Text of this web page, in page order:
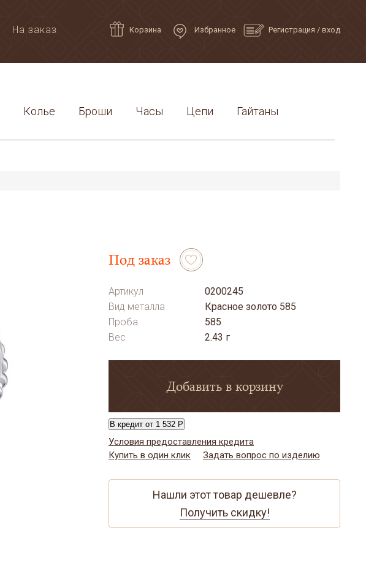
На заказ Корзина Избранное Регистрация / вход
Колье Броши Часы Цепи Гайтаны
Под заказ
Артикул
0200245
Вид металла
Красное золото 585
Проба
585
Вес
2.43 г
Добавить в корзину
В кредит от 1 532 Р
Условия предоставления кредита
Купить в один клик
Задать вопрос по изделию
Нашли этот товар дешевле?
Получить скидку!